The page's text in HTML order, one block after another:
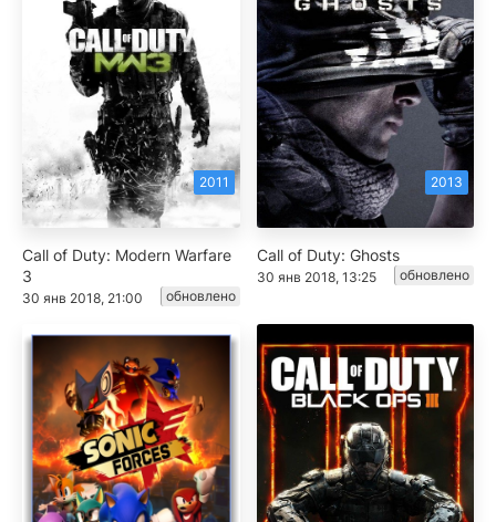
2011
Call of Duty: Modern Warfare
3
30 янв 2018, 21:00 обновлено
2013
Call of Duty: Ghosts
30 янв 2018, 13:25 обновлено